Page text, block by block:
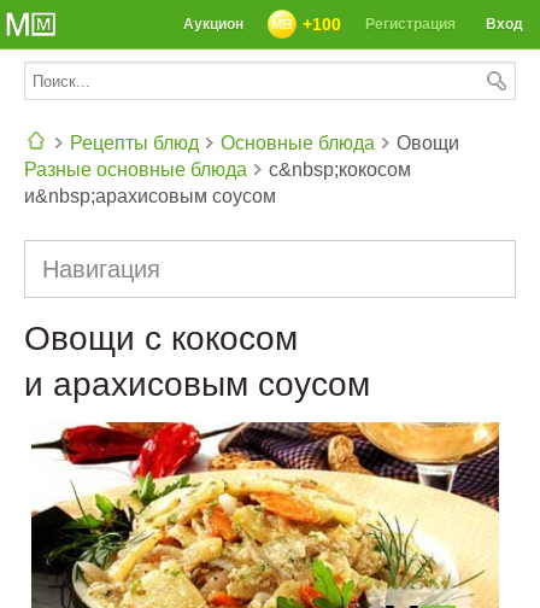
СЕГОДНЯ: 39142 РЕЦЕПТА
Вход
Регистрация
+100
Аукцион
Рецепты блюд
Основные блюда
Разные основные блюда
Овощи
с&nbsp;кокосом
и&nbsp;арахисовым соусом
Навигация
Овощи с кокосом
и арахисовым соусом